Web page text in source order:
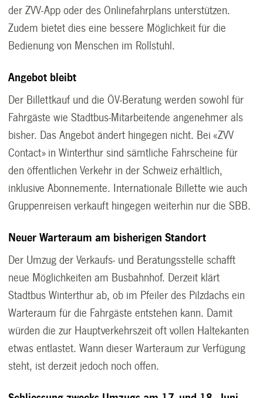
der ZVV-App oder des Onlinefahrplans unterstützen.
Zudem bietet dies eine bessere Möglichkeit für die
Bedienung von Menschen im Rollstuhl.
Angebot bleibt
Der Billettkauf und die ÖV-Beratung werden sowohl für
Fahrgäste wie Stadtbus-Mitarbeitende angenehmer als
bisher. Das Angebot ändert hingegen nicht. Bei «ZVV
Contact» in Winterthur sind sämtliche Fahrscheine für
den öffentlichen Verkehr in der Schweiz erhältlich,
inklusive Abonnemente. Internationale Billette wie auch
Gruppenreisen verkauft hingegen weiterhin nur die SBB.
Neuer Warteraum am bisherigen Standort
Der Umzug der Verkaufs- und Beratungsstelle schafft
neue Möglichkeiten am Busbahnhof. Derzeit klärt
Stadtbus Winterthur ab, ob im Pfeiler des Pilzdachs ein
Warteraum für die Fahrgäste entstehen kann. Damit
würden die zur Hauptverkehrszeit oft vollen Haltekanten
etwas entlastet. Wann dieser Warteraum zur Verfügung
steht, ist derzeit jedoch noch offen.